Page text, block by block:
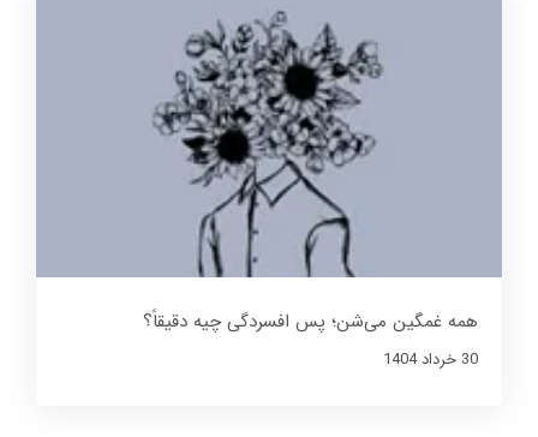
همه غمگین می‌شن؛ پس افسردگی چیه دقیقاً؟
30 خرداد 1404